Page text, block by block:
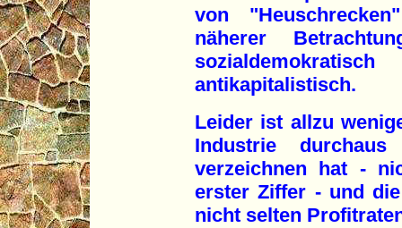
von
näherer
antikapitalistisch.
Leider ist allzu
Industrie
verzeichnen hat -
erster Ziffer - und
nicht selten